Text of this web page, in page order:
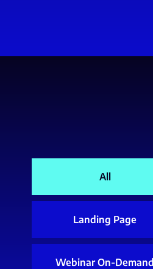
All
Landing Page
Webinar On-Demand